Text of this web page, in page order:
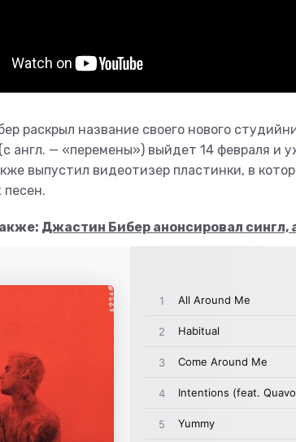
раскрыл название своего нового
(с англ. — «перемены») выйдет 14 февраля и
выпустил видеотизер пластинки, в
Джастин Бибер анонсировал сингл,